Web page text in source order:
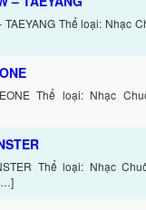
Thể loại: Nhạc
Thể loại: Nhạc
Thể loại: Nhạc